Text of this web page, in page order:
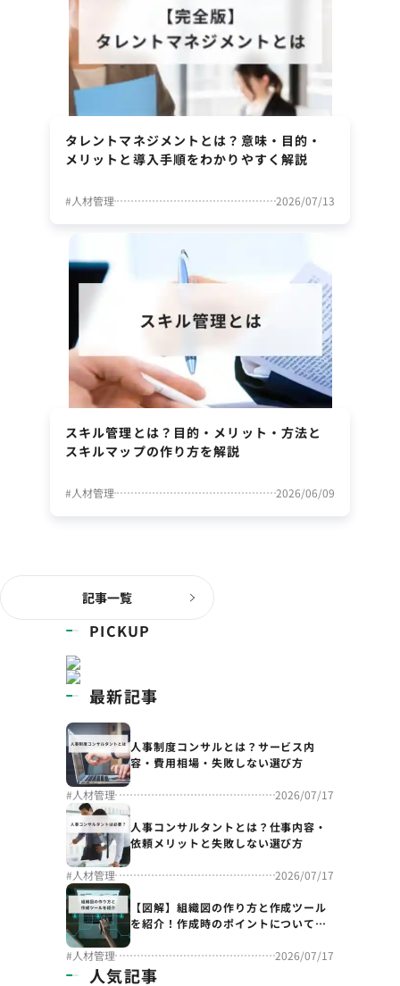
タレントマネジメントとは？意味・目的・
メリットと導入手順をわかりやすく解説
#人材管理 2026/07/13
スキル管理とは？目的・メリット・方法と
スキルマップの作り方を解説
#人材管理 2026/06/09
記事一覧
PICKUP
最新記事
人事制度コンサルとは？サービス内
容・費用相場・失敗しない選び方
#人材管理 2026/07/17
人事コンサルタントとは？仕事内容・
依頼メリットと失敗しない選び方
#人材管理 2026/07/17
【図解】組織図の作り方と作成ツール
を紹介！作成時のポイントについても
#人材管理 2026/07/17
人気記事